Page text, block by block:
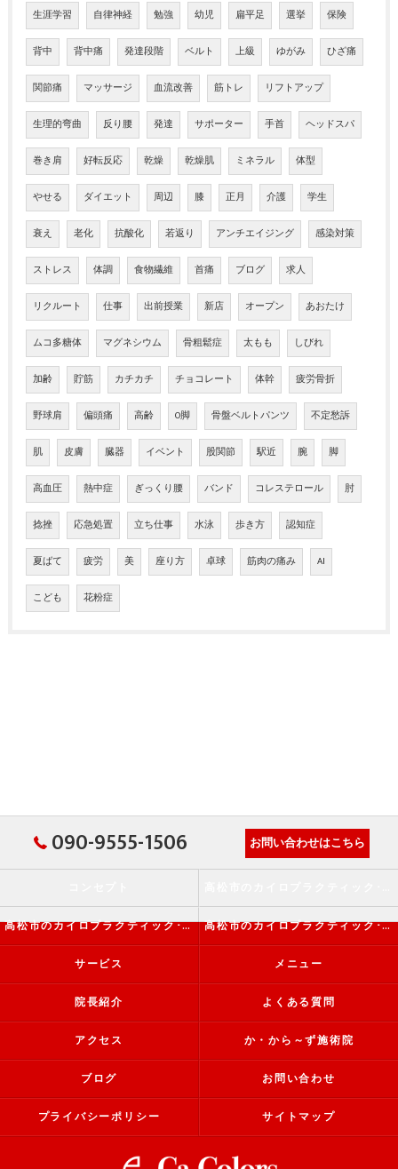
生涯学習 自律神経 勉強 幼児 扁平足 選挙 保険
背中 背中痛 発達段階 ベルト 上級 ゆがみ ひざ痛
関節痛 マッサージ 血流改善 筋トレ リフトアップ
生理的弯曲 反り腰 発達 サポーター 手首 ヘッドスパ
巻き肩 好転反応 乾燥 乾燥肌 ミネラル 体型
やせる ダイエット 周辺 膝 正月 介護 学生
衰え 老化 抗酸化 若返り アンチエイジング 感染対策
ストレス 体調 食物繊維 首痛 ブログ 求人
リクルート 仕事 出前授業 新店 オープン あおたけ
ムコ多糖体 マグネシウム 骨粗鬆症 太もも しびれ
加齢 貯筋 カチカチ チョコレート 体幹 疲労骨折
野球肩 偏頭痛 高齢 O脚 骨盤ベルトパンツ 不定愁訴
肌 皮膚 臓器 イベント 股関節 駅近 腕 脚
高血圧 熱中症 ぎっくり腰 バンド コレステロール 肘
捻挫 応急処置 立ち仕事 水泳 歩き方 認知症
夏ばて 疲労 美 座り方 卓球 筋肉の痛み AI
こども 花粉症
090-9555-1506 お問い合わせはこちら
高松市のカイロプラクティック･か・から～ず施術院の評判 高松市のカイロプラクティック･か・から～ず施術院のお客様の声
サービス メニュー
院長紹介 よくある質問
アクセス か・から～ず施術院
ブログ お問い合わせ
プライバシーポリシー サイトマップ